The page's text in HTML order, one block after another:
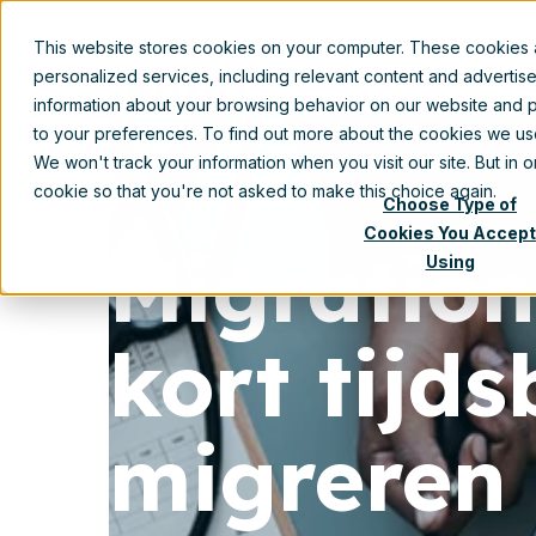
This website stores cookies on your computer. These
personalized services, including relevant content and
information about your browsing behavior on our website and
to your preferences. To find out more about the cookies we
We won't track your information when you visit our site. But
cookie so that you're not asked to make this choice again.
Choose Type of
Cookies You Accept
Using
kort
migreren